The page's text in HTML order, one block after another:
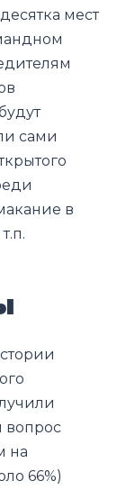
мест
сами
в
вопрос
на
66%)